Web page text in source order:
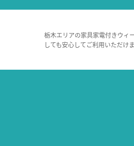
栃木エリアの家具家電付きウィ
しても安心してご利用いただけ